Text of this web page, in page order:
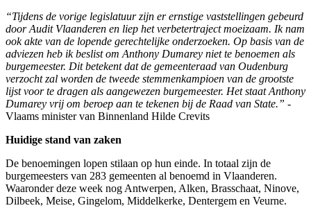
“Tijdens de vorige legislatuur zijn er ernstige vaststellingen gebeurd
door Audit Vlaanderen en liep het verbetertraject moeizaam. Ik nam
ook akte van de lopende gerechtelijke onderzoeken. Op basis van de
adviezen heb ik beslist om Anthony Dumarey niet te benoemen als
burgemeester. Dit betekent dat de gemeenteraad van Oudenburg
verzocht zal worden de tweede stemmenkampioen van de grootste
lijst voor te dragen als aangewezen burgemeester. Het staat Anthony
Dumarey vrij om beroep aan te tekenen bij de Raad van State.” -
Vlaams minister van Binnenland Hilde Crevits
Huidige stand van zaken
De benoemingen lopen stilaan op hun einde. In totaal zijn de
burgemeesters van 283 gemeenten al benoemd in Vlaanderen.
Waaronder deze week nog Antwerpen, Alken, Brasschaat, Ninove,
Dilbeek, Meise, Gingelom, Middelkerke, Dentergem en Veurne.